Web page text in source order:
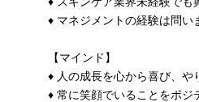
♦ マネジメントの経験は問い
【マインド】
♦ 人の成長を心から喜び、や
♦ 常に笑顔でいることをポジ